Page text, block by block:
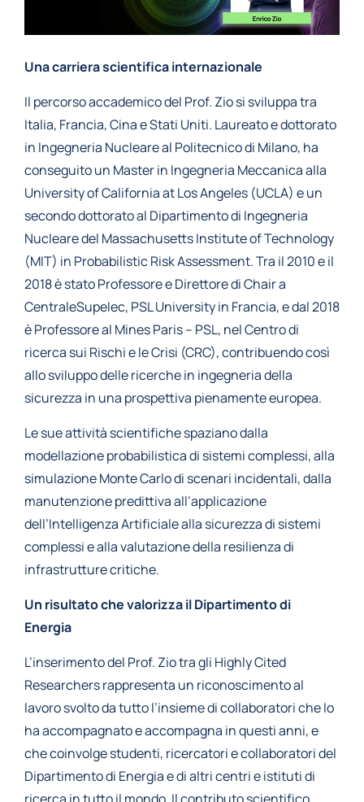
Una carriera scientifica internazionale
Il percorso accademico del Prof. Zio si sviluppa tra
Italia, Francia, Cina e Stati Uniti. Laureato e dottorato
in Ingegneria Nucleare al Politecnico di Milano, ha
conseguito un Master in Ingegneria Meccanica alla
University of California at Los Angeles (UCLA) e un
secondo dottorato al Dipartimento di Ingegneria
Nucleare del Massachusetts Institute of Technology
(MIT) in Probabilistic Risk Assessment. Tra il 2010 e il
2018 è stato Professore e Direttore di Chair a
CentraleSupelec, PSL University in Francia, e dal 2018
è Professore al Mines Paris – PSL, nel Centro di
ricerca sui Rischi e le Crisi (CRC), contribuendo così
allo sviluppo delle ricerche in ingegneria della
sicurezza in una prospettiva pienamente europea.
Le sue attività scientifiche spaziano dalla
modellazione probabilistica di sistemi complessi, alla
simulazione Monte Carlo di scenari incidentali, dalla
manutenzione predittiva all’applicazione
dell’Intelligenza Artificiale alla sicurezza di sistemi
complessi e alla valutazione della resilienza di
infrastrutture critiche.
Un risultato che valorizza il Dipartimento di
Energia
L’inserimento del Prof. Zio tra gli Highly Cited
Researchers rappresenta un riconoscimento al
lavoro svolto da tutto l’insieme di collaboratori che lo
ha accompagnato e accompagna in questi anni, e
che coinvolge studenti, ricercatori e collaboratori del
Dipartimento di Energia e di altri centri e istituti di